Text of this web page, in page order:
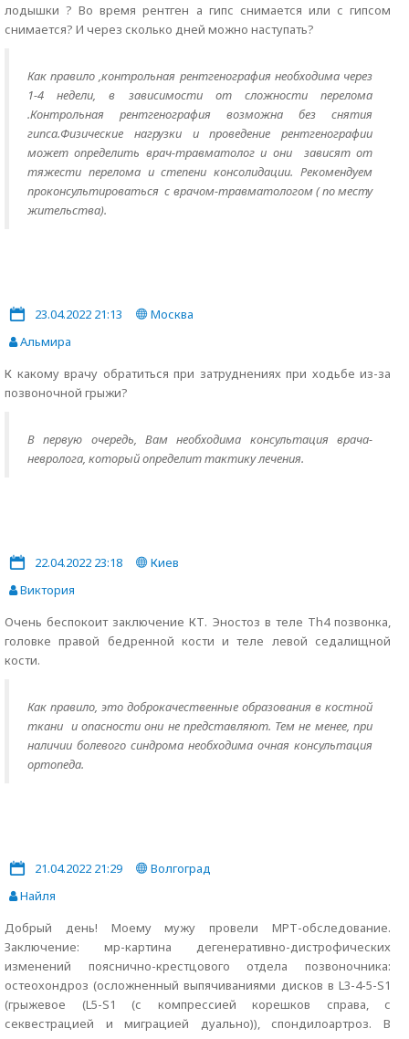
лодышки ? Во время рентген а гипс снимается или с гипсом
снимается? И через сколько дней можно наступать?
Как правило ,контрольная рентгенография необходима через
1-4 недели, в зависимости от сложности перелома
.Контрольная рентгенография возможна без снятия
гипса.Физические нагрузки и проведение рентгенографии
может определить врач-травматолог и они зависят от
тяжести перелома и степени консолидации. Рекомендуем
проконсультироваться с врачом-травматологом ( по месту
жительства).
23.04.2022 21:13
Москва
Альмира
К какому врачу обратиться при затруднениях при ходьбе из-за
позвоночной грыжи?
В первую очередь, Вам необходима консультация врача-
невролога, который определит тактику лечения.
22.04.2022 23:18
Киев
Виктория
Очень беспокоит заключение КТ. Эностоз в теле Th4 позвонка,
головке правой бедренной кости и теле левой седалищной
кости.
Как правило, это доброкачественные образования в костной
ткани и опасности они не представляют. Тем не менее, при
наличии болевого синдрома необходима очная консультация
ортопеда.
21.04.2022 21:29
Волгоград
Найля
Добрый день! Моему мужу провели МРТ-обследование.
Заключение: мр-картина дегенеративно-дистрофических
изменений пояснично-крестцового отдела позвоночника:
остеохондроз (осложненный выпячиваниями дисков в L3-4-5-S1
(грыжевое (L5-S1 (с компрессией корешков справа, с
секвестрацией и миграцией дуально)), спондилоартроз. В